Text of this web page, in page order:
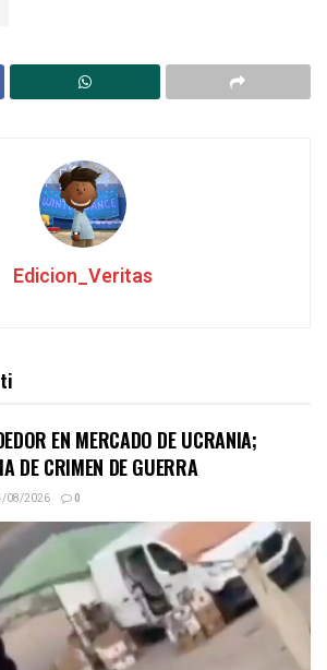
Edicion_Veritas
EN MERCADO DE UCRANIA;
DE CRIMEN DE GUERRA
08/2026 0